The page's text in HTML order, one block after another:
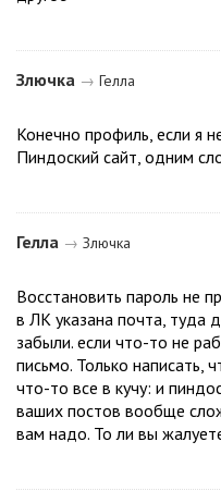
Злючка → Гелла
Конечно профиль, если я
Пиндоский сайт, одним
Гелла → Злючка
Восстановить пароль не
в ЛК указана почта, туда
забыли. если что-то не
письмо. Только написать,
что-то все в кучу: и
ваших постов вообще
вам надо. То ли вы